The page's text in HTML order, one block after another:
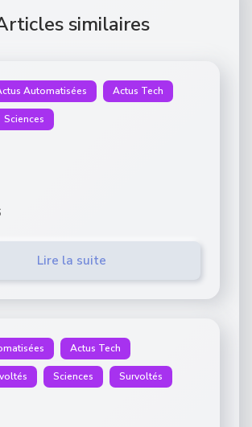
similaires
Automatisées Actus Tech
Sciences
Lire la suite
Actus Tech
Sciences Survoltés